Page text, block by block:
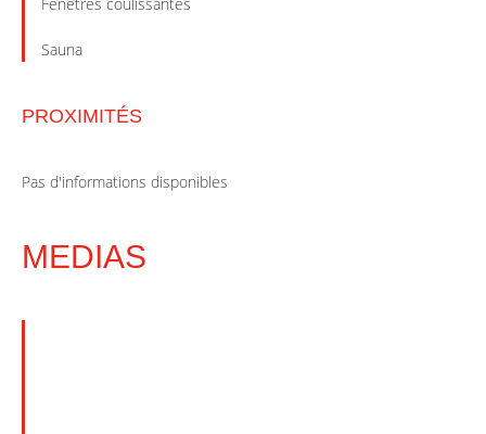
Sauna
PROXIMITÉS
Pas d'informations disponibles
MEDIAS